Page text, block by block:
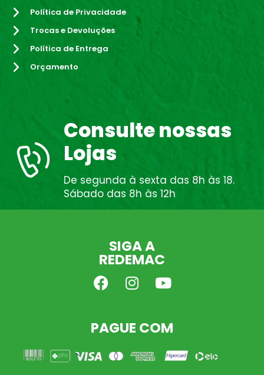
Política de Privacidade
Trocas e Devoluções
Política de Entrega
Orçamento
Consulte nossas
Lojas
De segunda à sexta das 8h às 18.
Sábado das 8h às 12h
SIGA A
REDEMAC
PAGUE COM